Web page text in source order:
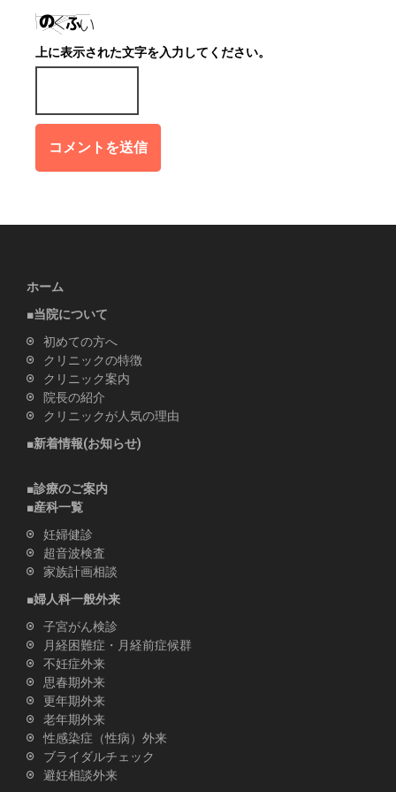
上に表示された文字を入力してください。
ホーム
■当院について
初めての方へ
クリニックの特徴
クリニック案内
院長の紹介
クリニックが人気の理由
■新着情報(お知らせ)
■診療のご案内
■産科一覧
妊婦健診
超音波検査
家族計画相談
■婦人科一般外来
子宮がん検診
月経困難症・月経前症候群
不妊症外来
思春期外来
更年期外来
老年期外来
性感染症（性病）外来
ブライダルチェック
避妊相談外来